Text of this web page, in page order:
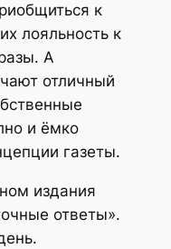
к
лояльность к
А
отличный
и ёмко
газеты.
издания
ответы».